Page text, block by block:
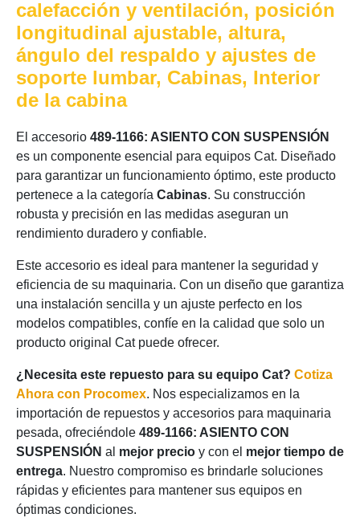
calefacción y ventilación, posición
longitudinal ajustable, altura,
ángulo del respaldo y ajustes de
soporte lumbar, Cabinas, Interior
de la cabina
El accesorio 489-1166: ASIENTO CON SUSPENSIÓN
es un componente esencial para equipos Cat. Diseñado
para garantizar un funcionamiento óptimo, este producto
pertenece a la categoría Cabinas. Su construcción
robusta y precisión en las medidas aseguran un
rendimiento duradero y confiable.
Este accesorio es ideal para mantener la seguridad y
eficiencia de su maquinaria. Con un diseño que garantiza
una instalación sencilla y un ajuste perfecto en los
modelos compatibles, confíe en la calidad que solo un
producto original Cat puede ofrecer.
¿Necesita este repuesto para su equipo Cat? Cotiza
Ahora con Procomex. Nos especializamos en la
importación de repuestos y accesorios para maquinaria
pesada, ofreciéndole 489-1166: ASIENTO CON
SUSPENSIÓN al mejor precio y con el mejor tiempo de
entrega. Nuestro compromiso es brindarle soluciones
rápidas y eficientes para mantener sus equipos en
óptimas condiciones.